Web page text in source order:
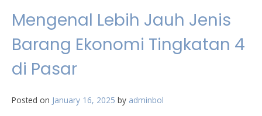
Mengenal Lebih Jauh Jenis
Barang Ekonomi Tingkatan 4
di Pasar
Posted on January 16, 2025 by adminbol